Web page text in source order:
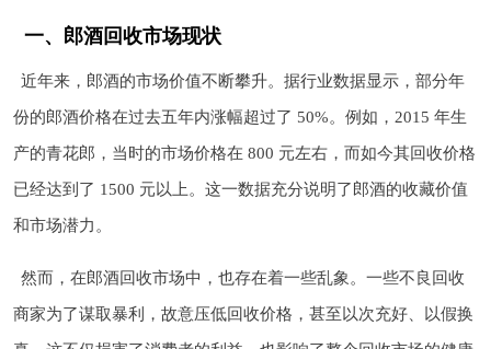
一、郎酒回收市场现状
近年来，郎酒的市场价值不断攀升。据行业数据显示，部分年
份的郎酒价格在过去五年内涨幅超过了 50%。例如，2015 年生
产的青花郎，当时的市场价格在 800 元左右，而如今其回收价格
已经达到了 1500 元以上。这一数据充分说明了郎酒的收藏价值
和市场潜力。
然而，在郎酒回收市场中，也存在着一些乱象。一些不良回收
商家为了谋取暴利，故意压低回收价格，甚至以次充好、以假换